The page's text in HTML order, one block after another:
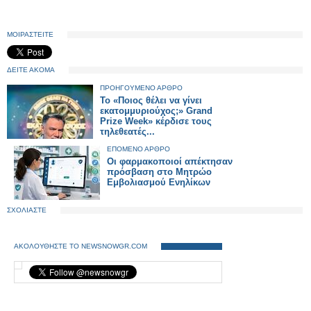
ΜΟΙΡΑΣΤΕΙΤΕ
ΔΕΙΤΕ ΑΚΟΜΑ
ΠΡΟΗΓΟΥΜΕΝΟ ΑΡΘΡΟ
Το «Ποιος θέλει να γίνει
εκατομμυριούχος;» Grand
Prize Week» κέρδισε τους
τηλεθεατές...
ΕΠΟΜΕΝΟ ΑΡΘΡΟ
Οι φαρμακοποιοί απέκτησαν
πρόσβαση στο Μητρώο
Εμβολιασμού Ενηλίκων
ΣΧΟΛΙΑΣΤΕ
ΑΚΟΛΟΥΘΗΣΤΕ ΤΟ NEWSNOWGR.COM